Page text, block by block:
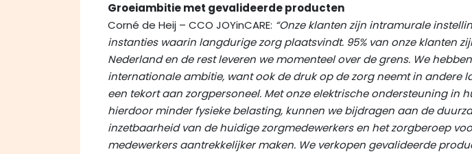
Groeiambitie met gevalideerde producten
Corné de Heij – CCO JOYinCARE: “Onze klanten zijn intramurale
instanties waarin langdurige zorg plaatsvindt. 95% van onze klanten
Nederland en de rest leveren we momenteel over de grens. We
internationale ambitie, want ook de druk op de zorg neemt in andere
een tekort aan zorgpersoneel. Met onze elektrische ondersteuning in
hierdoor minder fysieke belasting, kunnen we bijdragen aan de
inzetbaarheid van de huidige zorgmedewerkers en het zorgberoep
medewerkers aantrekkelijker maken. We verkopen gevalideerde